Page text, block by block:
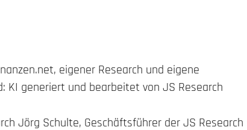
eigener Research und eigene
KI generiert und bearbeitet von JS Research
Jörg Schulte, Geschäftsführer der JS Research